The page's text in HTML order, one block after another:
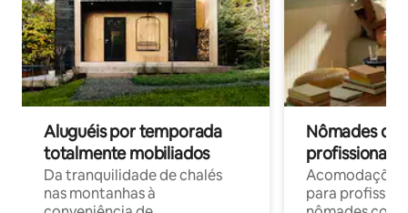
Aluguéis por temporada
totalmente mobiliados
Da tranquilidade de chalés
nas montanhas à
Nômades
profissionais
para